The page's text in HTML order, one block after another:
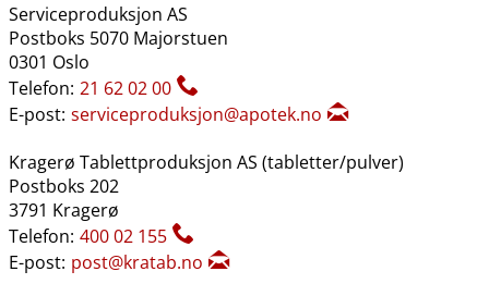
Serviceproduksjon AS
Postboks 5070 Majorstuen
0301 Oslo
Telefon: 21 62 02 00
E-post: serviceproduksjon@apotek.no
Kragerø Tablettproduksjon AS (tabletter​/​pulver)
Postboks 202
3791 Kragerø
Telefon: 400 02 155
E-post: post@kratab.no